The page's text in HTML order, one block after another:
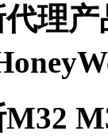
理